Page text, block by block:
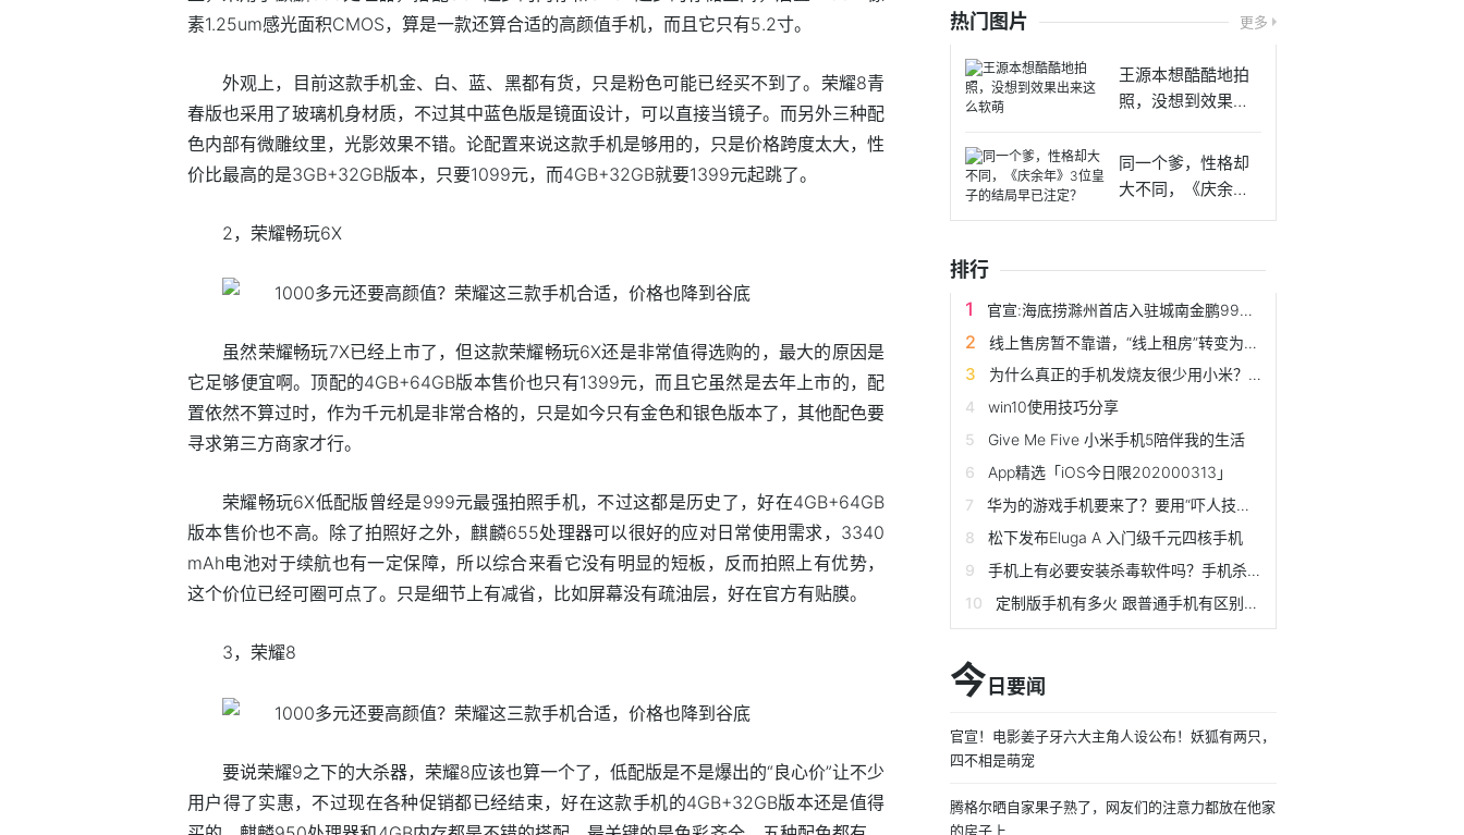
素1.25um感光面积CMOS，算是一款还算合适的高颜值手机，而且它只有5.2寸。
外观上，目前这款手机金、白、蓝、黑都有货，只是粉色可能已经买不到了。荣耀8青
春版也采用了玻璃机身材质，不过其中蓝色版是镜面设计，可以直接当镜子。而另外三种配
色内部有微雕纹里，光影效果不错。论配置来说这款手机是够用的，只是价格跨度太大，性
价比最高的是3GB+32GB版本，只要1099元，而4GB+32GB就要1399元起跳了。
2，荣耀畅玩6X
虽然荣耀畅玩7X已经上市了，但这款荣耀畅玩6X还是非常值得选购的，最大的原因是
它足够便宜啊。顶配的4GB+64GB版本售价也只有1399元，而且它虽然是去年上市的，配
置依然不算过时，作为千元机是非常合格的，只是如今只有金色和银色版本了，其他配色要
寻求第三方商家才行。
荣耀畅玩6X低配版曾经是999元最强拍照手机，不过这都是历史了，好在4GB+64GB
版本售价也不高。除了拍照好之外，麒麟655处理器可以很好的应对日常使用需求，3340
mAh电池对于续航也有一定保障，所以综合来看它没有明显的短板，反而拍照上有优势，
这个价位已经可圈可点了。只是细节上有减省，比如屏幕没有疏油层，好在官方有贴膜。
3，荣耀8
要说荣耀9之下的大杀器，荣耀8应该也算一个了，低配版是不是爆出的“良心价”让不少
用户得了实惠，不过现在各种促销都已经结束，好在这款手机的4GB+32GB版本还是值得
热门图片 更多
王源本想酷酷地拍
照，没想到效果出
同一个爹，性格却
大不同，《庆余
年》3位皇
排行
官宣:海底捞滁州首店入驻城南金鹏99广场!终于等到你
线上售房暂不靠谱，“线上租房”转变为“线上租房交易”大有可为
为什么真正的手机发烧友很少用小米？看惯山珍海味，小米就不香了
win10使用技巧分享
Give Me Five 小米手机5陪伴我的生活
App精选「iOS今日限202000313」
华为的游戏手机要来了？要用“吓人技术”来提升用户的游戏体验
松下发布Eluga A 入门级千元四核手机
手机上有必要安装杀毒软件吗？手机杀毒软件哪个好？
定制版手机有多火 跟普通手机有区别吗 你会买吗？
今 日要闻
官宣！电影姜子牙六大主角人设公布！妖狐有两只，
四不相是萌宠
腾格尔晒自家果子熟了，网友们的注意力都放在他家
的房子上